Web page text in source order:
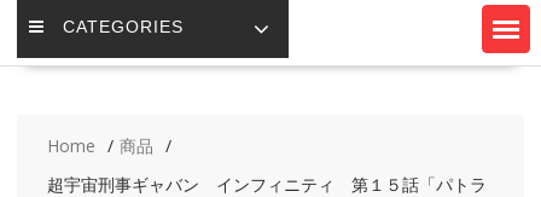
CATEGORIES
Home
商品
超宇宙刑事ギャバン インフィニティ 第１５話「パトラ